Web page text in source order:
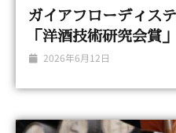
ガイアフローディス
「洋酒技術研究会賞
2026年6月12日